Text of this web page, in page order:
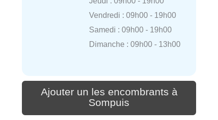
Vendredi : 09h00 - 19h00
Samedi : 09h00 - 19h00
Dimanche : 09h00 - 13h00
Ajouter un les encombrants à
Sompuis